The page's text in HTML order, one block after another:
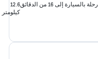
رحلة بالسيارة إلى 16 من الدقائق
12.6
كيلومتر